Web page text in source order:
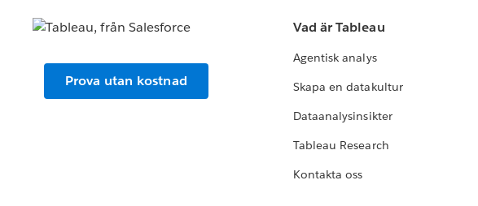
Prova utan kostnad
Vad är Tableau
Agentisk analys
Skapa en datakultur
Dataanalysinsikter
Tableau Research
Kontakta oss